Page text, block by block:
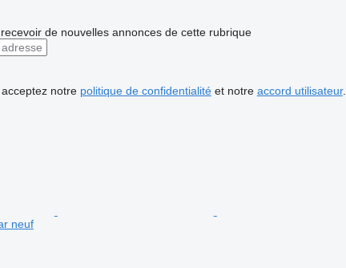
de nouvelles annonces de cette rubrique
notre politique de confidentialitéet notre accord utilisateur.
neuf